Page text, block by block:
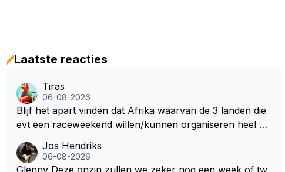
Laatste reacties
Tiras
06-08-2026
Blijf het apart vinden dat Afrika waarvan de 3 landen die
evt een raceweekend willen/kunnen organiseren heel ve
pen van circuits en geld voor de FOM om maar die F1 lic
entie binnen te halen. Dit terwijl deze Afrikaanse landen
Jos Hendriks
06-08-2026
Glenny Deze onzin zullen we zeker nog een week of tw